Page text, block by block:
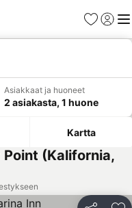
Suosikit
Asiakkaat ja huoneet
2 asiakasta, 1 huone
Kartta
(Kalifornia,